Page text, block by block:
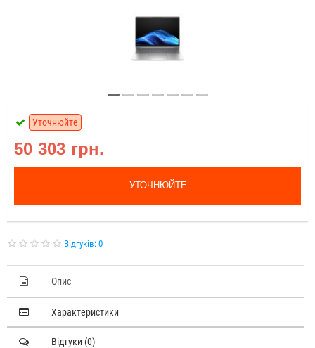
50 303 грн.
Уточнюйте
УТОЧНЮЙТЕ
Відгуків: 0
Опис
Характеристики
Відгуки (0)